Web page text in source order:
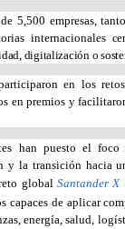
5,500 empresas,
internacionales
digitalización o
en los
en premios y
han puesto el
y la transición hacia
global Santander X
capaces de aplicar
energía, salud,